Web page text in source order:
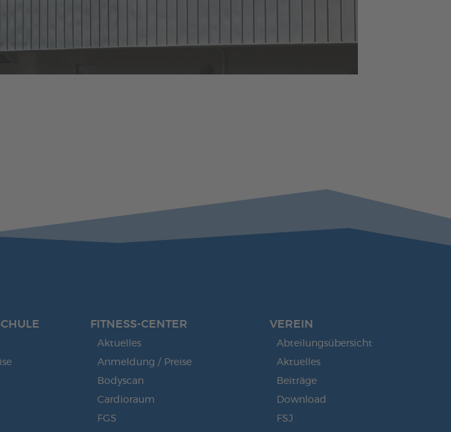
FITNESS-CENTER
Aktuelles
Anmeldung / Preise
Bodyscan
Cardioraum
FGS
VEREIN
Abteilungsübersicht
Aktuelles
Beiträge
Download
FSJ